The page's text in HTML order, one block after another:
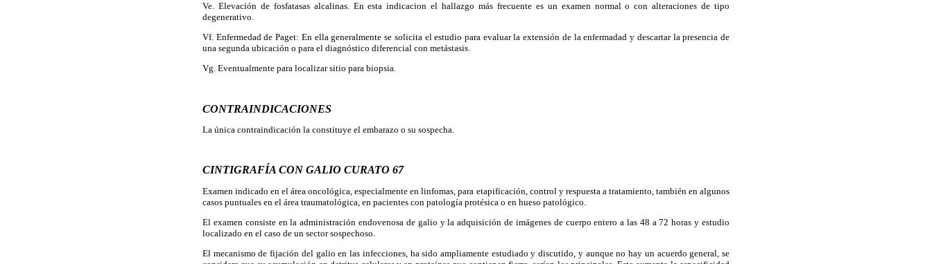
Ve. Elevación de fosfatasas alcalinas. En esta indicacion el hallazgo más frecuente es un examen normal o con alteraciones de tipo
degenerativo.
Vf. Enfermedad de Paget: En ella generalmente se solicita el estudio para evaluar la extensión de la enfermadady descartar la presencia de
una segunda ubicación o para el diagnóstico diferencial con metástasis.
Vg. Eventualmente para localizar sitio para biopsia.
CONTRAINDICACIONES
La única contraindicación la constituye el embarazo o su sospecha.
CINTIGRAFÍA CON GALIO CURATO 67
Examen indicado en el área oncológica, especialmente en linfomas, para etapificación, control y respuesta a tratamiento, también en algunos
casos puntuales en el área traumatológica, en pacientes con patología protésica o en hueso patológico.
El examen consiste en la administración endovenosa de galio y la adquisición de imágenes de cuerpo entero a las 48 a 72 horas y estudio
localizado en el caso de un sector sospechoso.
El mecanismo de fijación del galio en las infecciones, ha sido ampliamente estudiado y discutido, y aunque no hay un acuerdo general, se